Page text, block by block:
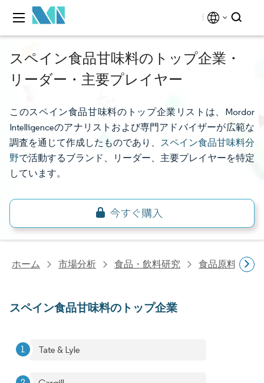
スペイン食品甘味料のトップ企業・
リーダー・主要プレイヤー
このスペイン食品甘味料のトップ企業リストは、Mordor
Intelligenceのアナリストおよび専門アドバイザーが広範な
調査を通じて作成したものであり、 スペイン食品甘味料分
野で活動するブランド、リーダー、主要プレイヤーを特定
しています。
ホーム 市場分析 食品・飲料研究 食品原料・食
スペイン食品甘味料のトップ企業
Tate & Lyle